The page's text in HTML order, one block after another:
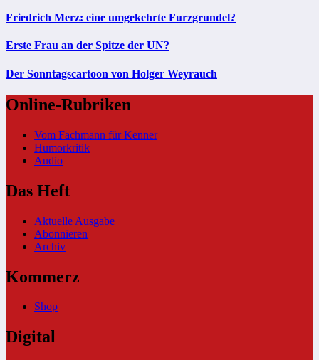
Friedrich Merz: eine umgekehrte Furzgrundel?
Erste Frau an der Spitze der UN?
Der Sonntagscartoon von Holger Weyrauch
Online-Rubriken
Vom Fachmann für Kenner
Humorkritik
Audio
Das Heft
Aktuelle Ausgabe
Abonnieren
Archiv
Kommerz
Shop
Digital